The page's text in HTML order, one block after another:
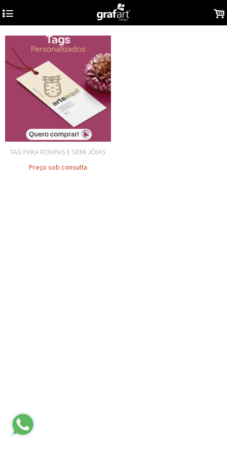
4 .
TAG PARA ROUPAS E SEMI JÓIAS
Preço sob consulta